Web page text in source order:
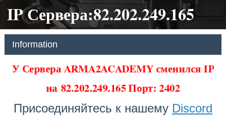
IP Сервера:82.202.249.165
Information
У Сервера ARMA2ACADEMY сменился IP
на82.202.249.165 Порт: 2402
Присоединяйтесь к нашему Discord